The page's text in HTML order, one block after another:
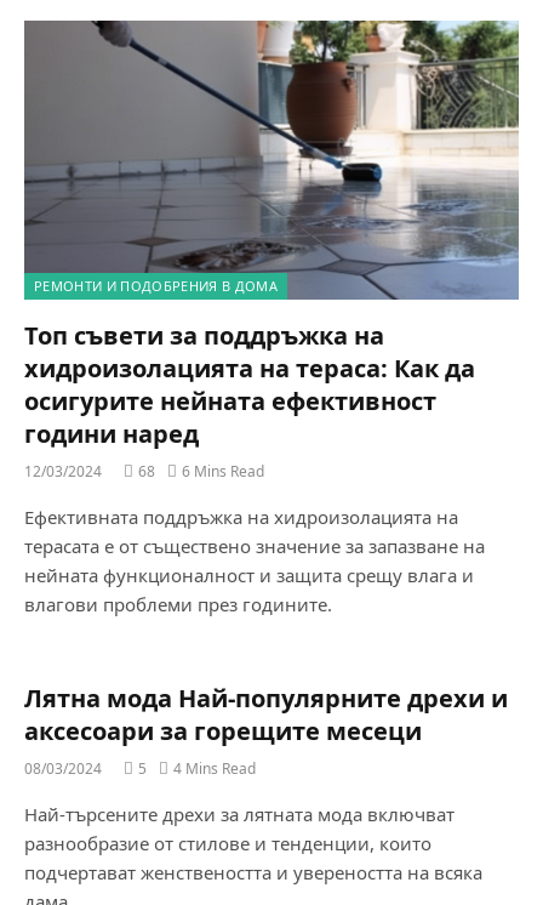
РЕМОНТИ И ПОДОБРЕНИЯ В ДОМА
Топ съвети за поддръжка на
хидроизолацията на тераса: Как да
осигурите нейната ефективност
години наред
12/03/2024 68 6 Mins Read
Ефективната поддръжка на хидроизолацията на
терасата е от съществено значение за запазване на
нейната функционалност и защита срещу влага и
влагови проблеми през годините.
Лятна мода Най-популярните дрехи и
аксесоари за горещите месеци
08/03/2024 5 4 Mins Read
Най-търсените дрехи за лятната мода включват
разнообразие от стилове и тенденции, които
подчертават женствеността и увереността на всяка